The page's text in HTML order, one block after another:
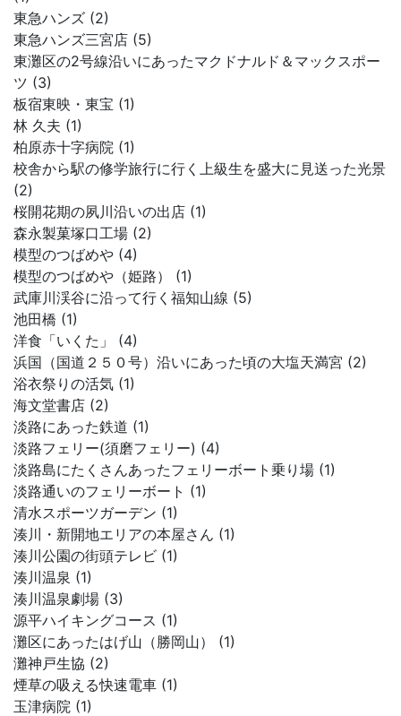
東急ハンズ (2)
東急ハンズ三宮店 (5)
東灘区の2号線沿いにあったマクドナルド＆マックスポー
ツ (3)
板宿東映・東宝 (1)
林 久夫 (1)
柏原赤十字病院 (1)
校舎から駅の修学旅行に行く上級生を盛大に見送った光景
(2)
桜開花期の夙川沿いの出店 (1)
森永製菓塚口工場 (2)
模型のつばめや (4)
模型のつばめや（姫路） (1)
武庫川渓谷に沿って行く福知山線 (5)
池田橋 (1)
洋食「いくた」 (4)
浜国（国道２５０号）沿いにあった頃の大塩天満宮 (2)
浴衣祭りの活気 (1)
海文堂書店 (2)
淡路にあった鉄道 (1)
淡路フェリー(須磨フェリー) (4)
淡路島にたくさんあったフェリーボート乗り場 (1)
淡路通いのフェリーボート (1)
清水スポーツガーデン (1)
湊川・新開地エリアの本屋さん (1)
湊川公園の街頭テレビ (1)
湊川温泉 (1)
湊川温泉劇場 (3)
源平ハイキングコース (1)
灘区にあったはげ山（勝岡山） (1)
灘神戸生協 (2)
煙草の吸える快速電車 (1)
玉津病院 (1)